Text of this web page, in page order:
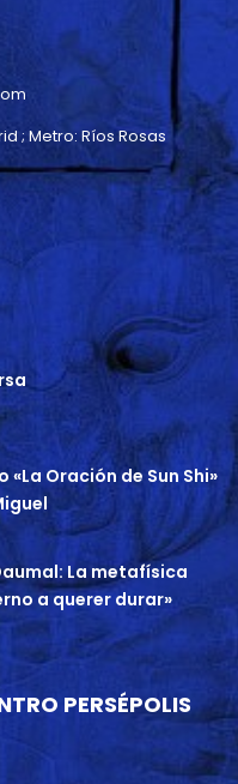
Oración de Sun Shi»
La metafísica
a querer durar»
PERSÉPOLIS